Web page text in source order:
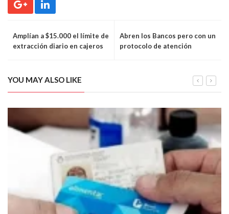
Amplían a $15.000 el límite de
extracción diario en cajeros
Abren los Bancos pero con un
protocolo de atención
YOU MAY ALSO LIKE